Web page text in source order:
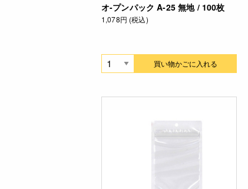
オ-プンパック A-25 無地 / 100枚
1,078円 (税込)
買い物かごに入れる